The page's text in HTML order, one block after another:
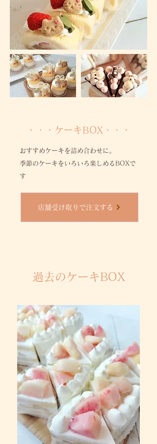
・・・ケーキBOX・・・
おすすめケーキを詰め合わせに。
季節のケーキをいろいろ楽しめるBOXで
す
店舗受け取りで注文する
過去のケーキBOX